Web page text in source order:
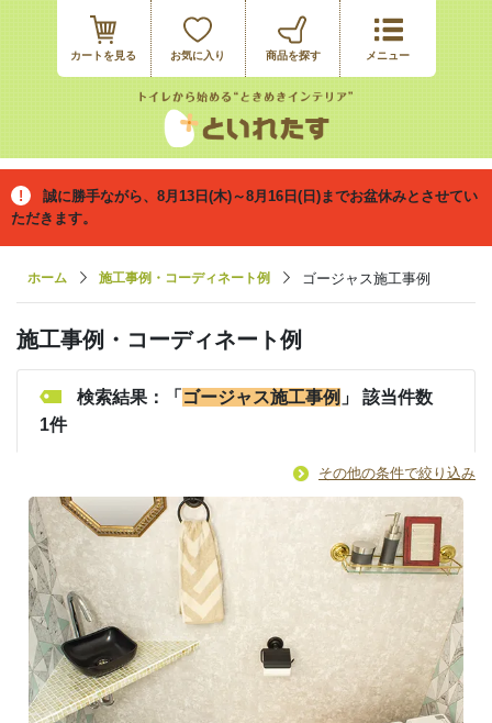
カートを見る お気に入り
誠に勝手ながら、8月13日(木)～8月16日(日)までお盆休みとさせてい
ただきます。
ホーム 施工事例・コーディネート例 ゴージャス施工事例
施工事例・コーディネート例
検索結果：「 ゴージャス施工事例 」 該当件数
1件
その他の条件で絞り込み